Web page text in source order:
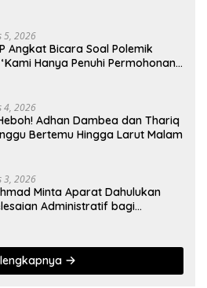
5, 2026
Angkat Bicara Soal Polemik
‘Kami Hanya Penuhi Permohonan
4, 2026
Adhan Dambea dan Thariq
Bertemu Hingga Larut Malam
3, 2026
Minta Aparat Dahulukan
Administratif bagi